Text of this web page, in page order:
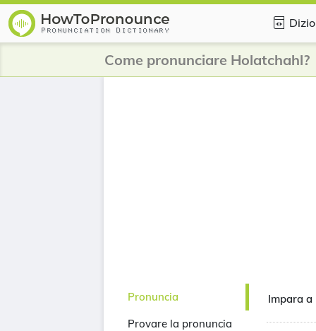
Come pronunciare Holatchahl?
Pronuncia
Provare la pronuncia
Impara